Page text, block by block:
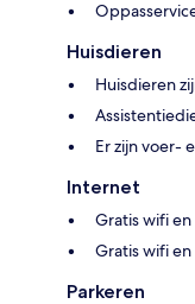
Huisdieren
Huisdieren
Er zijn voer-
Internet
Gratis wifi
Gratis wifi
Parkeren